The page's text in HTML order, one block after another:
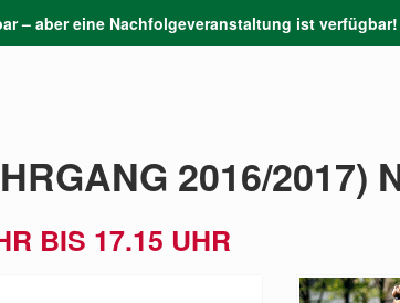
– aber eine Nachfolgeveranstaltung ist verfügbar!
2016/2017)
BIS 17.15 UHR